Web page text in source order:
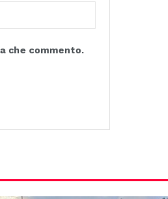
che commento.